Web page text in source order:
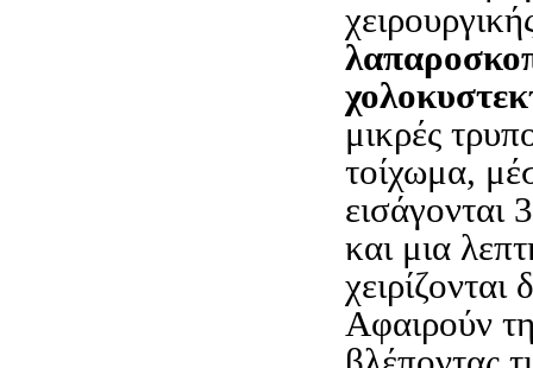
μικρές
τοίχωμα,
εισάγονται
και μια
χειρίζονται
Αφαιρούν